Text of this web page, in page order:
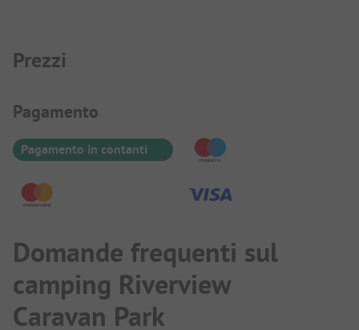
Prezzi
Informazioni sul pagamento
Pagamento
Pagamento in contanti
Domande frequenti sul
camping Riverview
Caravan Park